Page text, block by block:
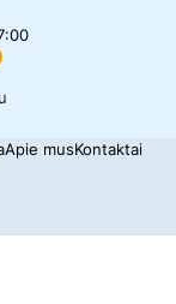
Apie musKontaktai